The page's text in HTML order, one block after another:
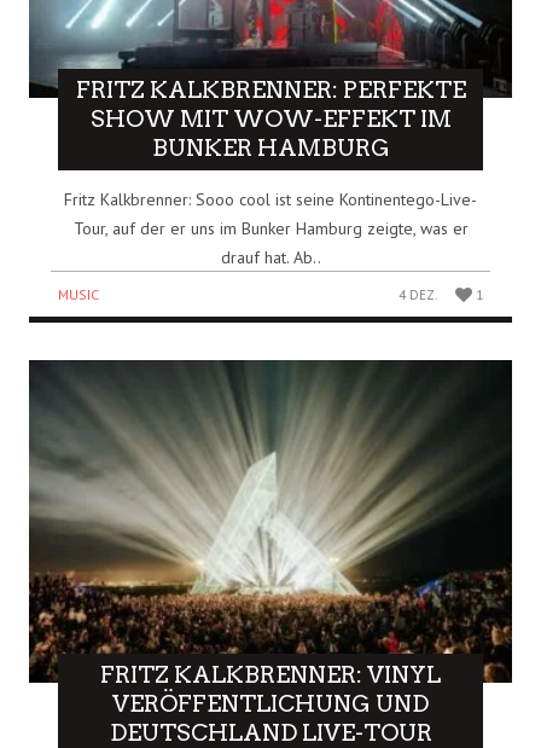
FRITZ KALKBRENNER: PERFEKTE
SHOW MIT WOW-EFFEKT IM
BUNKER HAMBURG
Fritz Kalkbrenner: Sooo cool ist seine Kontinentego-Live-
Tour, auf der er uns im Bunker Hamburg zeigte, was er
drauf hat. Ab..
MUSIC 4 DEZ. 1
FRITZ KALKBRENNER: VINYL
VERÖFFENTLICHUNG UND
DEUTSCHLAND LIVE-TOUR